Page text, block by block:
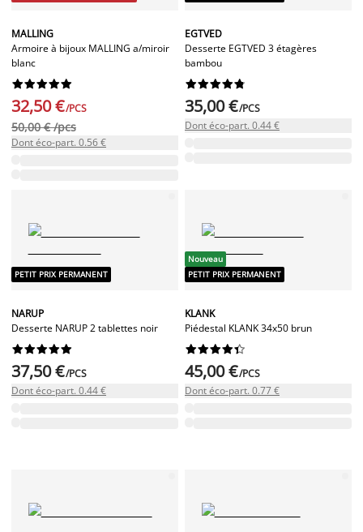
MALLING
Armoire à bijoux MALLING a/miroir
blanc






32,50 €/PCS
50,00 € /pcs
Dont éco-part. 0.56 €
EGTVED
Desserte EGTVED 3 étagères
bambou






35,00 €/PCS
Dont éco-part. 0.44 €
PETIT PRIX PERMANENT
NARUP
Desserte NARUP 2 tablettes noir






37,50 €/PCS
Dont éco-part. 0.44 €
Nouveau
PETIT PRIX PERMANENT
KLANK
Piédestal KLANK 34x50 brun






45,00 €/PCS
Dont éco-part. 0.77 €